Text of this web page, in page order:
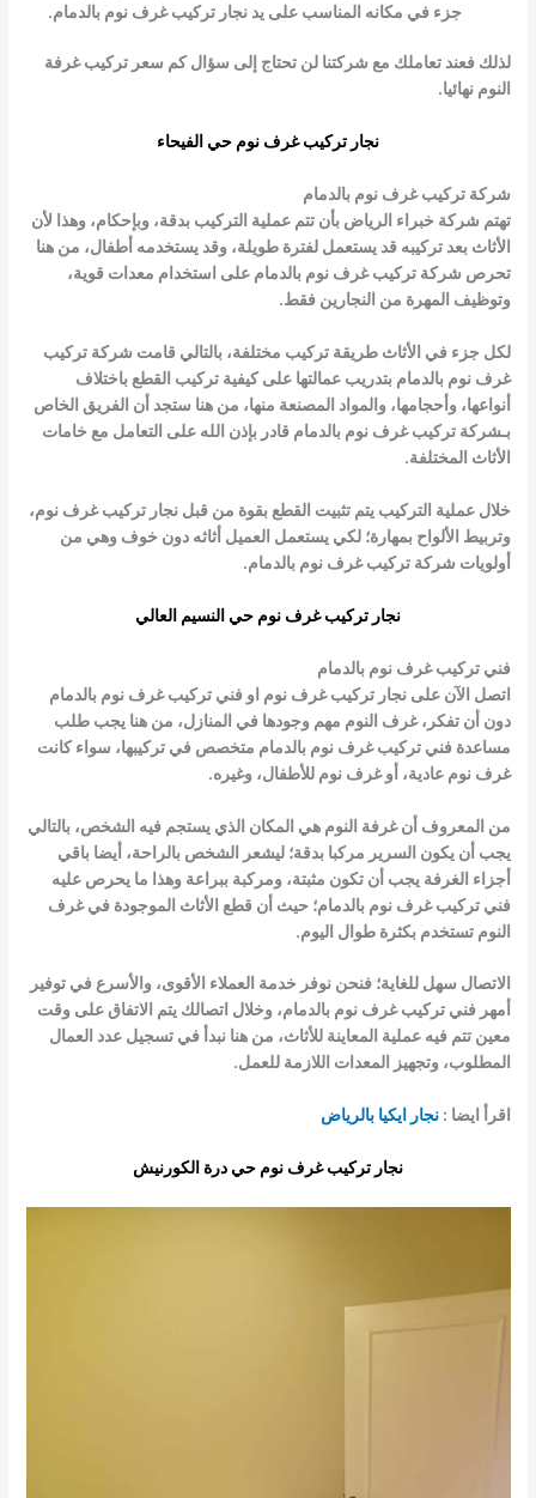
جزء في مكانه المناسب على يدنجار تركيب غرف نوم بالدمام.
لذلك فعند تعاملك مع شركتنا لن تحتاج إلى سؤالكم سعر تركيب غرفة
النوم نهائيا.
نجار تركيب غرف نوم حي الفيحاء
شركة تركيب غرف نوم بالدمام
تهتم شركة خبراء الرياض بأن تتم عملية التركيب بدقة، وبإحكام، وهذا لأن
الأثاث بعد تركيبه قد يستعمل لفترة طويلة، وقد يستخدمه أطفال، من هنا
تحرص شركة تركيب غرف نوم بالدمام على استخدام معدات قوية،
وتوظيف المهرة من النجارين فقط.
لكل جزء في الأثاث طريقة تركيب مختلفة، بالتالي قامت شركة تركيب
غرف نوم بالدمام بتدريب عمالتها على كيفية تركيب القطع باختلاف
أنواعها، وأحجامها، والمواد المصنعة منها، من هنا ستجد أن الفريق الخاص
بـشركة تركيب غرف نوم بالدمام قادر بإذن الله على التعامل مع خامات
الأثاث المختلفة.
خلال عملية التركيب يتم تثبيت القطع بقوة من قبل نجار تركيب غرف نوم،
وتربيط الألواح بمهارة؛ لكي يستعمل العميل أثاثه دون خوف وهي من
أولويات شركة تركيب غرف نوم بالدمام.
نجار تركيب غرف نوم حي النسيم العالي
فني تركيب غرف نوم بالدمام
اتصل الآن على نجار تركيب غرف نوم اوفني تركيب غرف نوم بالدمام
دون أن تفكر، غرف النوم مهم وجودها في المنازل، من هنا يجب طلب
مساعدةفني تركيب غرف نوم بالدمام متخصص في تركيبها، سواء كانت
غرف نوم عادية، أو غرف نوم للأطفال، وغيره.
من المعروف أن غرفة النوم هي المكان الذي يستجم فيه الشخص، بالتالي
يجب أن يكون السرير مركبا بدقة؛ ليشعر الشخص بالراحة، أيضا باقي
أجزاء الغرفة يجب أن تكون مثبتة، ومركبة ببراعة وهذا ما يحرص عليه
فني تركيب غرف نوم بالدمام؛ حيث أن قطع الأثاث الموجودة في غرف
النوم تستخدم بكثرة طوال اليوم.
الاتصال سهل للغاية؛ فنحن نوفر خدمة العملاء الأقوى، والأسرع في توفير
أمهرفني تركيب غرف نوم بالدمام، وخلال اتصالك يتم الاتفاق على وقت
معين تتم فيه عملية المعاينة للأثاث، من هنا نبدأ في تسجيل عدد العمال
المطلوب، وتجهيز المعدات اللازمة للعمل.
اقرأ ايضا :نجار ايكيا بالرياض
نجار تركيب غرف نوم حي درة الكورنيش